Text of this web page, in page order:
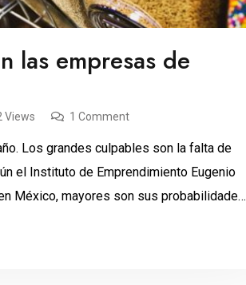
las empresas de
Views 1 Comment
Los grandes culpables son la falta de
el Instituto de Emprendimiento Eugenio
México, mayores son sus probabilidades